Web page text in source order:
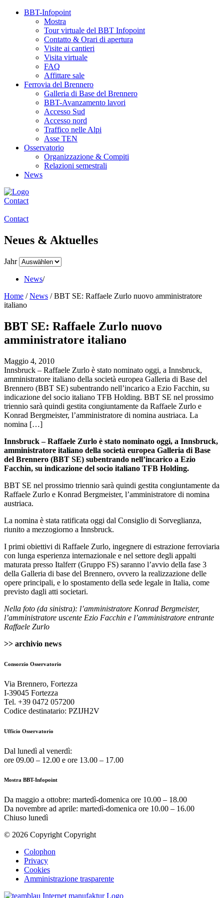
BBT-Infopoint
Mostra
Tour virtuale del BBT Infopoint
Contatto & Orari di apertura
Visite ai cantieri
Visita virtuale
FAQ
Affittare sale
Ferrovia del Brennero
Galleria di Base del Brennero
BBT-Avanzamento lavori
Accesso Sud
Accesso nord
Traffico nelle Alpi
Asse TEN
Osservatorio
Organizzazione & Compiti
Relazioni semestrali
News
Contact
Contact
Neues & Aktuelles
Jahr
News/
Home /News /BBT SE: Raffaele Zurlo nuovo amministratore
italiano
BBT SE: Raffaele Zurlo nuovo
amministratore italiano
Maggio 4, 2010
Innsbruck – Raffaele Zurlo è stato nominato oggi, a Innsbruck,
amministratore italiano della società europea Galleria di Base del
Brennero (BBT SE) subentrando nell’incarico a Ezio Facchin, su
indicazione del socio italiano TFB Holding. BBT SE nel prossimo
triennio sarà quindi gestita congiuntamente da Raffaele Zurlo e
Konrad Bergmeister, l’amministratore di nomina austriaca. La
nomina […]
Innsbruck – Raffaele Zurlo è stato nominato oggi, a Innsbruck,
amministratore italiano della società europea Galleria di Base
del Brennero (BBT SE) subentrando nell’incarico a Ezio
Facchin, su indicazione del socio italiano TFB Holding.
BBT SE nel prossimo triennio sarà quindi gestita congiuntamente da
Raffaele Zurlo e Konrad Bergmeister, l’amministratore di nomina
austriaca.
La nomina è stata ratificata oggi dal Consiglio di Sorveglianza,
riunito a mezzogiorno a Innsbruck.
I primi obiettivi di Raffaele Zurlo, ingegnere di estrazione ferroviaria
con lunga esperienza internazionale e nel settore degli appalti
maturata presso Italferr (Gruppo FS) saranno l’avvio della fase 3
della Galleria di base del Brennero, ovvero la realizzazione delle
opere principali, e lo spostamento della sede legale in Italia, come
previsto dagli atti societari.
Nella foto (da sinistra): l’amministratore Konrad Bergmeister,
l’amministratore uscente Ezio Facchin e l’amministratore entrante
Raffaele Zurlo
>> archivio news
Consorzio Osservatorio
Via Brennero, Fortezza
I-39045 Fortezza
Tel. +39 0472 057200
Codice destinatario: PZIJH2V
Ufficio Osservatorio
Dal lunedì al venerdì:
ore 09.00 – 12.00 e ore 13.00 – 17.00
Mostra BBT-Infopoint
Da maggio a ottobre: martedì-domenica ore 10.00 – 18.00
Da novembre ad aprile: martedì-domenica ore 10.00 – 16.00
Chiuso lunedì
© 2026 Copyright Copyright
Colophon
Privacy
Cookies
Amministrazione trasparente